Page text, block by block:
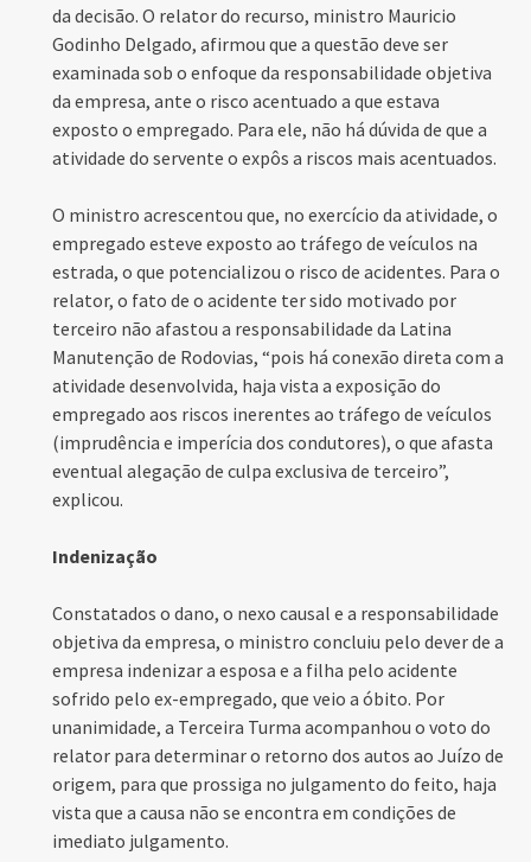
da decisão. O relator do recurso, ministro Mauricio
Godinho Delgado, afirmou que a questão deve ser
examinada sob o enfoque da responsabilidade objetiva
da empresa, ante o risco acentuado a que estava
exposto o empregado. Para ele, não há dúvida de que a
atividade do servente o expôs a riscos mais acentuados.
O ministro acrescentou que, no exercício da atividade, o
empregado esteve exposto ao tráfego de veículos na
estrada, o que potencializou o risco de acidentes. Para o
relator, o fato de o acidente ter sido motivado por
terceiro não afastou a responsabilidade da Latina
Manutenção de Rodovias, “pois há conexão direta com a
atividade desenvolvida, haja vista a exposição do
empregado aos riscos inerentes ao tráfego de veículos
(imprudência e imperícia dos condutores), o que afasta
eventual alegação de culpa exclusiva de terceiro”,
explicou.
Indenização
Constatados o dano, o nexo causal e a responsabilidade
objetiva da empresa, o ministro concluiu pelo dever de a
empresa indenizar a esposa e a filha pelo acidente
sofrido pelo ex-empregado, que veio a óbito. Por
unanimidade, a Terceira Turma acompanhou o voto do
relator para determinar o retorno dos autos ao Juízo de
origem, para que prossiga no julgamento do feito, haja
vista que a causa não se encontra em condições de
imediato julgamento.